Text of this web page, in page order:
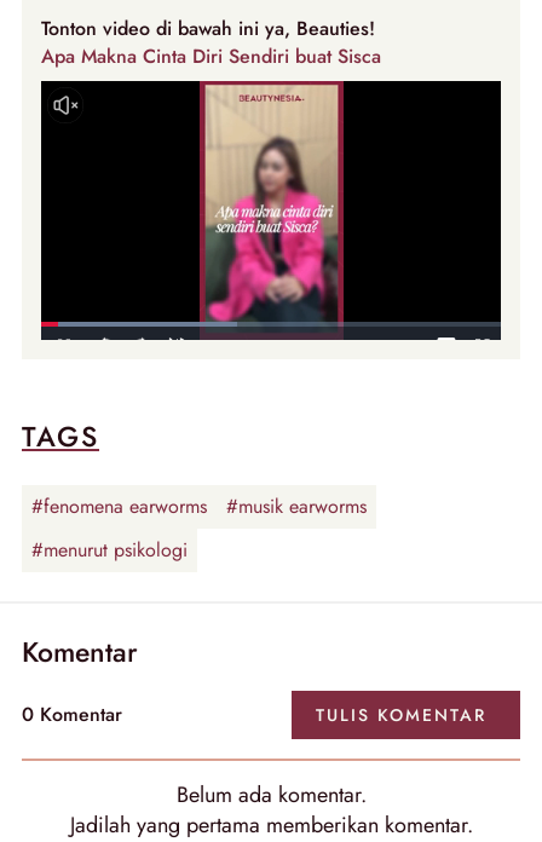
Tonton video di bawah ini ya, Beauties!
Apa Makna Cinta Diri Sendiri buat Sisca
TAGS
#fenomena earworms
#musik earworms
#menurut psikologi
Komentar
0 Komentar TULIS KOMENTAR
Belum ada komentar.
Jadilah yang pertama memberikan komentar.